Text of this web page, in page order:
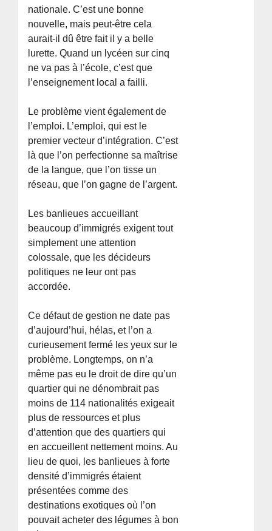
nationale. C’est une bonne
nouvelle, mais peut-être cela
aurait-il dû être fait il y a belle
lurette. Quand un lycéen sur cinq
ne va pas à l’école, c’est que
l’enseignement local a failli.
Le problème vient également de
l’emploi. L’emploi, qui est le
premier vecteur d’intégration. C’est
là que l’on perfectionne sa maîtrise
de la langue, que l’on tisse un
réseau, que l’on gagne de l’argent.
Les banlieues accueillant
beaucoup d’immigrés exigent tout
simplement une attention
colossale, que les décideurs
politiques ne leur ont pas
accordée.
Ce défaut de gestion ne date pas
d’aujourd’hui, hélas, et l’on a
curieusement fermé les yeux sur le
problème. Longtemps, on n’a
même pas eu le droit de dire qu’un
quartier qui ne dénombrait pas
moins de 114 nationalités exigeait
plus de ressources et plus
d’attention que des quartiers qui
en accueillent nettement moins. Au
lieu de quoi, les banlieues à forte
densité d’immigrés étaient
présentées comme des
destinations exotiques où l’on
pouvait acheter des légumes à bon